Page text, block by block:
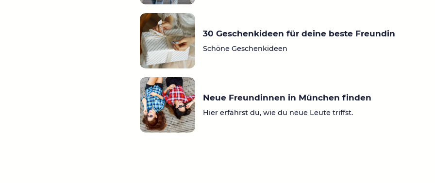
30 Geschenkideen für deine beste Freundin
Schöne Geschenkideen
Neue Freundinnen in München finden
Hier erfährst du, wie du neue Leute triffst.